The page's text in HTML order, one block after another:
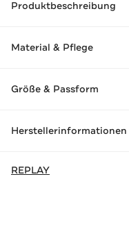
Produktbeschreibung
Material & Pflege
Größe & Passform
Herstellerinformationen
REPLAY